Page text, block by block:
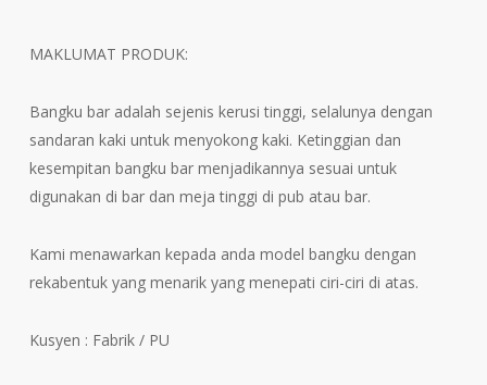
was:
RM420.00.
MAKLUMAT PRODUK:
Bangku bar adalah sejenis kerusi tinggi, selalunya dengan
sandaran kaki untuk menyokong kaki. Ketinggian dan
kesempitan bangku bar menjadikannya sesuai untuk
digunakan di bar dan meja tinggi di pub atau bar.
Kami menawarkan kepada anda model bangku dengan
rekabentuk yang menarik yang menepati ciri-ciri di atas.
Kusyen : Fabrik / PU